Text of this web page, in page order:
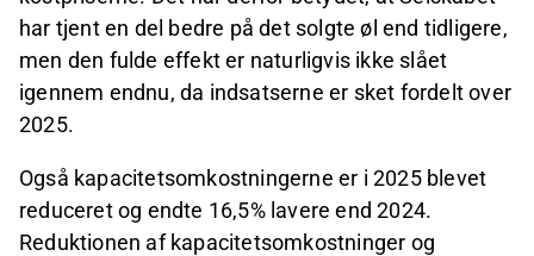
har tjent en del bedre på det solgte øl end tidligere,
men den fulde effekt er naturligvis ikke slået
igennem endnu, da indsatserne er sket fordelt over
2025.
Også kapacitetsomkostningerne er i 2025 blevet
reduceret og endte 16,5% lavere end 2024.
Reduktionen af kapacitetsomkostninger og